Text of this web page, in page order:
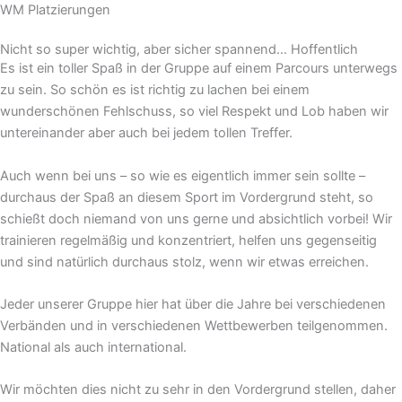
WM Platzierungen
Nicht so super wichtig, aber sicher spannend... Hoffentlich
Es ist ein toller Spaß in der Gruppe auf einem Parcours unterwegs
zu sein. So schön es ist richtig zu lachen bei einem
wunderschönen Fehlschuss, so viel Respekt und Lob haben wir
untereinander aber auch bei jedem tollen Treffer.
Auch wenn bei uns – so wie es eigentlich immer sein sollte –
durchaus der Spaß an diesem Sport im Vordergrund steht, so
schießt doch niemand von uns gerne und absichtlich vorbei! Wir
trainieren regelmäßig und konzentriert, helfen uns gegenseitig
und sind natürlich durchaus stolz, wenn wir etwas erreichen.
Jeder unserer Gruppe hier hat über die Jahre bei verschiedenen
Verbänden und in verschiedenen Wettbewerben teilgenommen.
National als auch international.
Wir möchten dies nicht zu sehr in den Vordergrund stellen, daher